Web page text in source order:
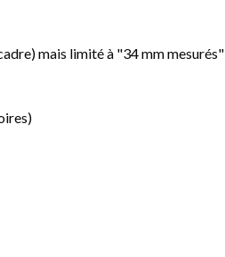
mais limité à "34 mm mesurés"